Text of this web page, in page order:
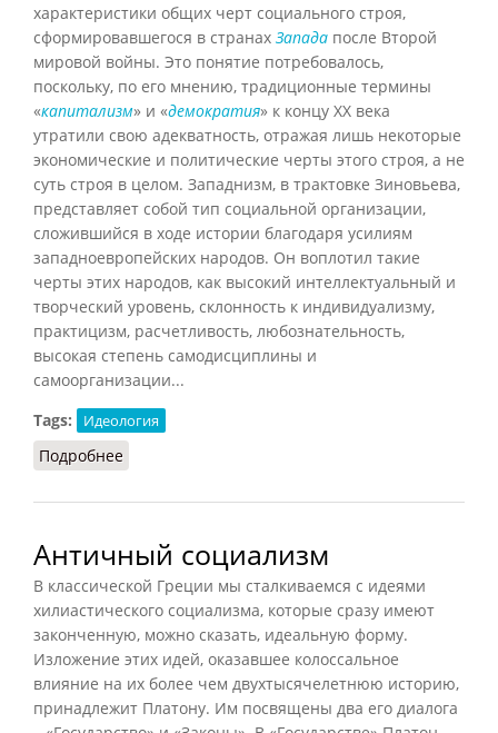
характеристики общих черт социального строя,
сформировавшегося в странах Запада после Второй
мировой войны. Это понятие потребовалось,
поскольку, по его мнению, традиционные термины
«капитализм» и «демократия» к концу XX века
утратили свою адекватность, отражая лишь некоторые
экономические и политические черты этого строя, а не
суть строя в целом. Западнизм, в трактовке Зиновьева,
представляет собой тип социальной организации,
сложившийся в ходе истории благодаря усилиям
западноевропейских народов. Он воплотил такие
черты этих народов, как высокий интеллектуальный и
творческий уровень, склонность к индивидуализму,
практицизм, расчетливость, любознательность,
высокая степень самодисциплины и
самоорганизации...
Tags:
Идеология
Подробнее
Античный социализм
В классической Греции мы сталкиваемся с идеями
хилиастического социализма, которые сразу имеют
законченную, можно сказать, идеальную форму.
Изложение этих идей, оказавшее колоссальное
влияние на их более чем двухтысячелетнюю историю,
принадлежит Платону. Им посвящены два его диалога